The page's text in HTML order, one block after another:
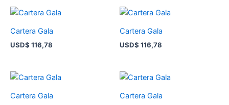
Cartera Gala
USD$ 116,78
Cartera Gala
USD$ 116,78
Cartera Gala Cartera Gala